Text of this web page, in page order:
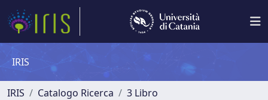
IRIS
IRIS Catalogo Ricerca
3 Libro